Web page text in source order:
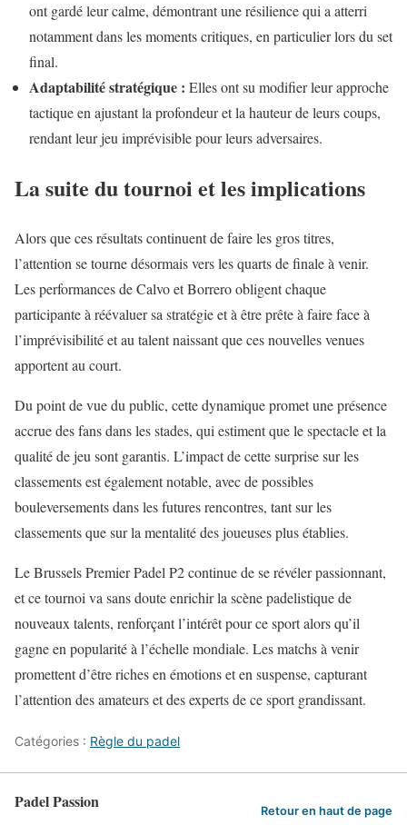
ont gardé leur calme, démontrant une résilience qui a atterri
notamment dans les moments critiques, en particulier lors du set
final.
Adaptabilité stratégique : Elles ont su modifier leur approche
tactique en ajustant la profondeur et la hauteur de leurs coups,
rendant leur jeu imprévisible pour leurs adversaires.
La suite du tournoi et les implications
Alors que ces résultats continuent de faire les gros titres,
l’attention se tourne désormais vers les quarts de finale à venir.
Les performances de Calvo et Borrero obligent chaque
participante à réévaluer sa stratégie et à être prête à faire face à
l’imprévisibilité et au talent naissant que ces nouvelles venues
apportent au court.
Du point de vue du public, cette dynamique promet une présence
accrue des fans dans les stades, qui estiment que le spectacle et la
qualité de jeu sont garantis. L’impact de cette surprise sur les
classements est également notable, avec de possibles
bouleversements dans les futures rencontres, tant sur les
classements que sur la mentalité des joueuses plus établies.
Le Brussels Premier Padel P2 continue de se révéler passionnant,
et ce tournoi va sans doute enrichir la scène padelistique de
nouveaux talents, renforçant l’intérêt pour ce sport alors qu’il
gagne en popularité à l’échelle mondiale. Les matchs à venir
promettent d’être riches en émotions et en suspense, capturant
l’attention des amateurs et des experts de ce sport grandissant.
Catégories : Règle du padel
Padel Passion Retour en haut de page